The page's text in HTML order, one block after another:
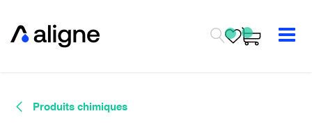
Produits chimiques